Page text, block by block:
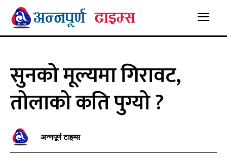
सुनको मूल्यमा गिरावट,
तोलाको कति पुग्यो ?
अन्नपूर्ण टाइम्स